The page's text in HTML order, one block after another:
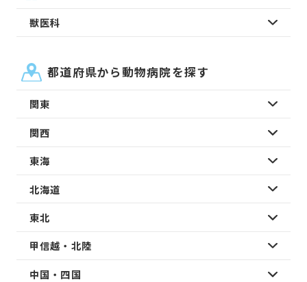
獣医科
都道府県から動物病院を探す
関東
関西
東海
北海道
東北
甲信越・北陸
中国・四国